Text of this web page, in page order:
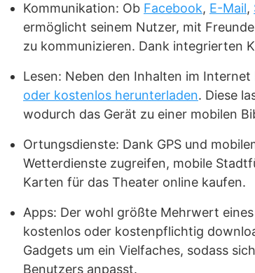
Kommunikation: Ob Facebook, E-Mail,
ermöglicht seinem Nutzer, mit
zu kommunizieren. Dank integrierten
Lesen: Neben den Inhalten im
oder kostenlos herunterladen. Diese
wodurch das Gerät zu einer mobilen
Ortungsdienste: Dank GPS und
Wetterdienste zugreifen, mobile
Karten für das Theater online kaufen.
Apps: Der wohl größte Mehrwert
kostenlos oder kostenpflichtig
Gadgets um ein Vielfaches, sodass
Benutzers anpasst.